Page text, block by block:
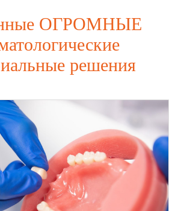
ОГРОМНЫЕ
решения